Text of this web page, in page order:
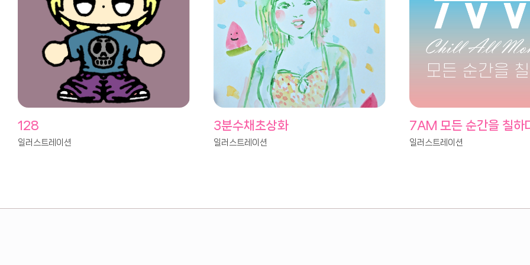
128
일러스트레이션
3분수채초상화
일러스트레이션
7AM 모든 순간을 칠하
일러스트레이션